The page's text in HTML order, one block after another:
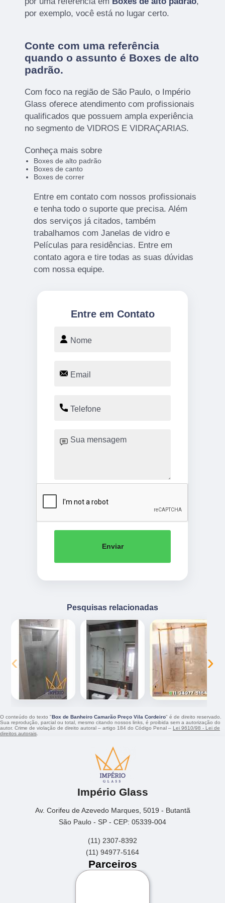
por exemplo, você está no lugar certo.
Conte com uma referência
quando o assunto é Boxes de alto
padrão.
Com foco na região de São Paulo, o Império
Glass oferece atendimento com profissionais
qualificados que possuem ampla experiência
no segmento de VIDROS E VIDRAÇARIAS.
Conheça mais sobre
Boxes de alto padrão
Boxes de canto
Boxes de correr
Entre em contato com nossos profissionais
e tenha todo o suporte que precisa. Além
dos serviços já citados, também
trabalhamos com Janelas de vidro e
Películas para residências. Entre em
contato agora e tire todas as suas dúvidas
com nossa equipe.
Entre em Contato
Enviar
Pesquisas relacionadas
‹ ›
O conteúdo do texto "Box de Banheiro Camarão Preço Vila Cordeiro" é de direito reservado.
Sua reprodução, parcial ou total, mesmo citando nossos links, é proibida sem a autorização do
autor. Crime de violação de direito autoral – artigo 184 do Código Penal – Lei 9610/98 - Lei de
direitos autorais.
Império Glass
Av. Corifeu de Azevedo Marques, 5019 - Butantã
São Paulo - SP - CEP: 05339-004
(11) 2307-8392
(11) 94977-5164
Parceiros